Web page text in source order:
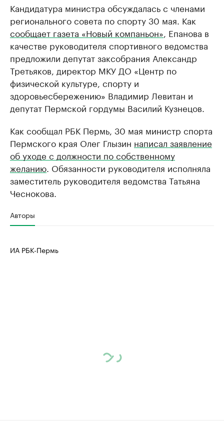
Кандидатура министра обсуждалась с членами
регионального совета по спорту 30 мая. Как
сообщает газета «Новый компаньон» , Епанова в
качестве руководителя спортивного ведомства
предложили депутат заксобрания Александр
Третьяков, директор МКУ ДО «Центр по
физической культуре, спорту и
здоровьесбережению» Владимир Левитан и
депутат Пермской гордумы Василий Кузнецов.
Как сообщал РБК Пермь, 30 мая министр спорта
Пермского края Олег Глызин написал заявление
об уходе с должности по собственному
желанию . Обязанности руководителя исполняла
заместитель руководителя ведомства Татьяна
Чеснокова.
Авторы
ИА РБК-Пермь